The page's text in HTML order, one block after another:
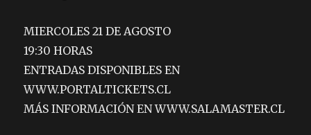
MIERCOLES 21 DE AGOSTO
19:30 HORAS
ENTRADAS DISPONIBLES EN
WWW.PORTALTICKETS.CL
MÁS INFORMACIÓN EN WWW.SALAMASTER.CL